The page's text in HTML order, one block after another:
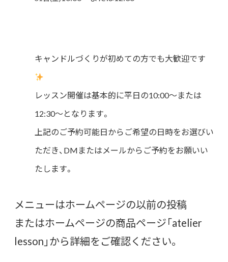
キャンドルづくりが初めての方でも大歓迎です
レッスン開催は基本的に平日の10:00〜または
12:30～となります。
上記のご予約可能日からご希望の日時をお選びい
ただき、DMまたはメールからご予約をお願いい
たします。
メニューはホームページの以前の投稿
またはホームページの商品ページ「atelier
lesson」から詳細をご確認ください。